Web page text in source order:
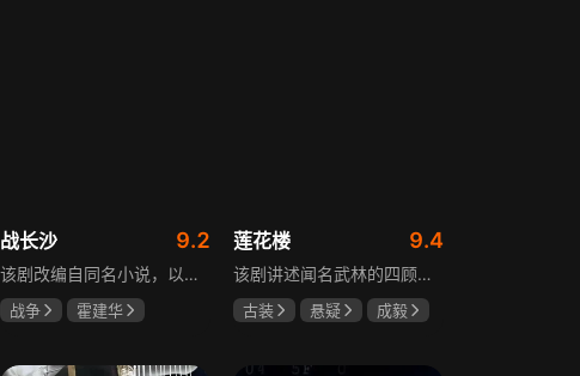
战长沙 9.2
该剧改编自同名小说，以中国近代史上著名的“长沙会战”为背景，借由长沙城一户普通胡姓人家在战争中的命运浮沉，展现战火的无情以及在日军铁蹄侵略下中华儿女奋起抗战的不屈精神。1938年10月日军攻陷武汉，长沙危在旦夕，城中茶园巷的胡家人在孙女婿薛君山的支持下，为最宠爱的龙凤胎湘湘和小满安排退路。薛君山先将湘湘介绍给留洋归来保卫长沙的顾清明，可惜二人一见面便势同水火，薛君山只好另选人家。湘湘订婚当日，蒋介石密令火烧长沙，因指挥失当酿成巨大灾难，繁华古城毁于一旦，很多人包括湘湘的未婚夫一家被活活烧死。焦土上，各地英雄儿女齐聚长沙，和湖南人民一起阻挡敌人铁蹄，胡家人也在劫难中演绎了一幕幕悲欢离合。
战争
霍建华
莲花楼 9.4
该剧讲述闻名武林的四顾门门主李相夷在一次大战后身受重伤，从此退隐江湖成为淡泊名利的“假神医”李莲花。他遇到新交方多病与旧敌笛飞声后，重新卷入江湖。江湖暗流涌动，疑团扑朔迷离，抽丝剥茧方能断出真相，一段荡气回肠的侠义情即将热血展开，展现了侠义、探案与江湖恩怨交织的精彩故事。
古装 悬疑
成毅